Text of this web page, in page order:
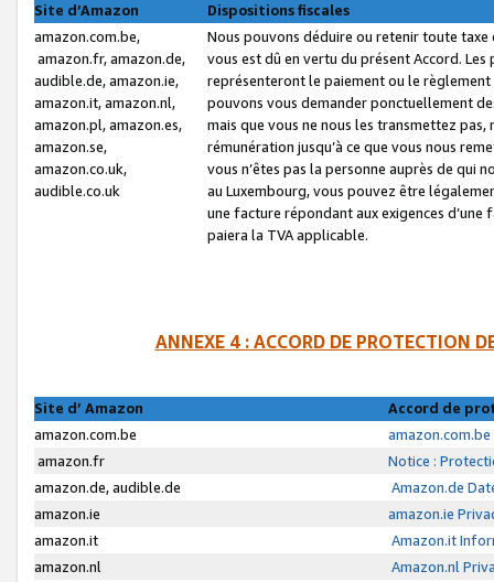
Site d’Amazon
Dispositions fiscales
amazon.com.be,
amazon.fr, amazon.de,
audible.de, amazon.ie,
amazon.it, amazon.nl,
amazon.pl, amazon.es,
amazon.se,
amazon.co.uk,
audible.co.uk
Nous pouvons déduire ou retenir toute
vous est dû en vertu du présent Accord.
représenteront le paiement ou le
pouvons vous demander ponctuellement
mais que vous ne nous les transmettez
rémunération jusqu’à ce que vous nous
vous n’êtes pas la personne auprès de qui
au Luxembourg, vous pouvez être
une facture répondant aux exigences
paiera la TVA applicable.
ANNEXE 4 : ACCORD DE PROTECTION
Site d’ Amazon
Accord de
amazon.com.be
amazon.fr
Notice :
amazon.de, audible.de
Amazon.de
amazon.ie
amazon.ie
amazon.it
Amazon.it
amazon.nl
Amazon.nl